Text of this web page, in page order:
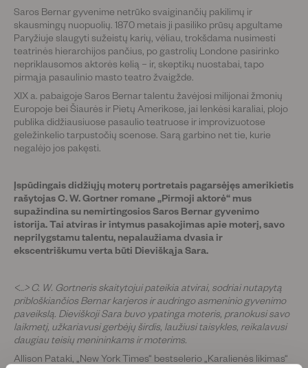
Saros Bernar gyvenime netrūko svaiginančių pakilimų ir
skausmingų nuopuolių. 1870 metais ji pasiliko prūsų apgultame
Paryžiuje slaugyti sužeistų karių, vėliau, trokšdama nusimesti
teatrinės hierarchijos pančius, po gastrolių Londone pasirinko
nepriklausomos aktorės kelią – ir, skeptikų nuostabai, tapo
pirmąja pasaulinio masto teatro žvaigžde.
XIX a. pabaigoje Saros Bernar talentu žavėjosi milijonai žmonių
Europoje bei Šiaurės ir Pietų Amerikose, jai lenkėsi karaliai, plojo
publika didžiausiuose pasaulio teatruose ir improvizuotose
geležinkelio tarpustočių scenose. Sarą garbino net tie, kurie
negalėjo jos pakęsti.
Įspūdingais didžiųjų moterų portretais pagarsėjęs amerikietis
rašytojas C. W. Gortner romane „Pirmoji aktorė“ mus
supažindina su nemirtingosios Saros Bernar gyvenimo
istorija. Tai atviras ir intymus pasakojimas apie moterį, savo
neprilygstamu talentu, nepalaužiama dvasia ir
ekscentriškumu verta būti Dieviškąja Sara.
<…> C. W. Gortneris skaitytojui pateikia atvirai, sodriai nutapytą
pribloškiančios Bernar karjeros ir audringo asmeninio gyvenimo
paveikslą. Dieviškoji Sara buvo ypatinga moteris, pranokusi savo
laikmetį, užkariavusi gerbėjų širdis, laužiusi taisykles, reikalavusi
daugiau teisių menininkams ir moterims.
Allison Pataki, „New York Times“ bestselerio „Karalienės likimas“